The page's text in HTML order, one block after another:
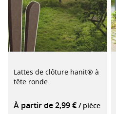
Lattes de clôture hanit® à
tête ronde
À partir de 2,99 € / pièce